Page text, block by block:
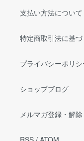
支払い方法について
特定商取引法に基
プライバシーポリシ
ショップブログ
メルマガ登録・解除